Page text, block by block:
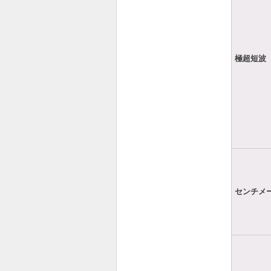
極超短波
センチメ